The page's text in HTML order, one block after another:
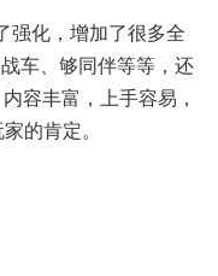
强化，增加了很多全
车、够同伴等等，还
容丰富，上手容易，
的肯定。